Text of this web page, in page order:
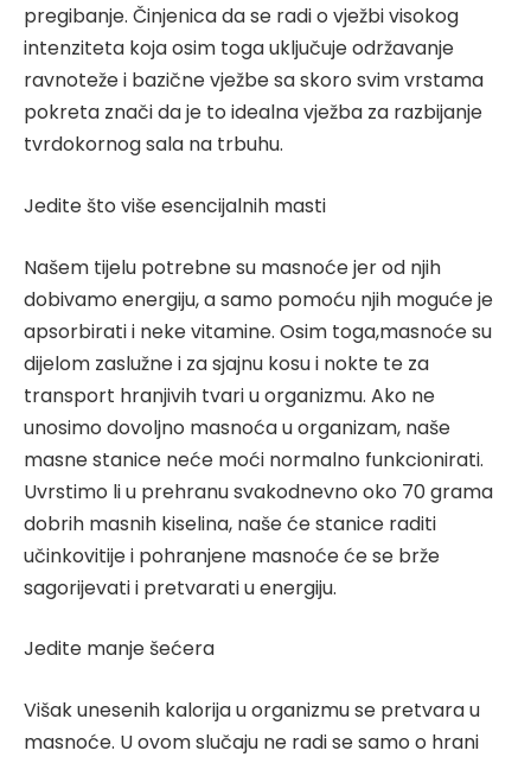
pregibanje. Činjenica da se radi o vježbi visokog
intenziteta koja osim toga uključuje održavanje
ravnoteže i bazične vježbe sa skoro svim vrstama
pokreta znači da je to idealna vježba za razbijanje
tvrdokornog sala na trbuhu.
Jedite što više esencijalnih masti
Našem tijelu potrebne su masnoće jer od njih
dobivamo energiju, a samo pomoću njih moguće je
apsorbirati i neke vitamine. Osim toga,masnoće su
dijelom zaslužne i za sjajnu kosu i nokte te za
transport hranjivih tvari u organizmu. Ako ne
unosimo dovoljno masnoća u organizam, naše
masne stanice neće moći normalno funkcionirati.
Uvrstimo li u prehranu svakodnevno oko 70 grama
dobrih masnih kiselina, naše će stanice raditi
učinkovitije i pohranjene masnoće će se brže
sagorijevati i pretvarati u energiju.
Jedite manje šećera
Višak unesenih kalorija u organizmu se pretvara u
masnoće. U ovom slučaju ne radi se samo o hrani